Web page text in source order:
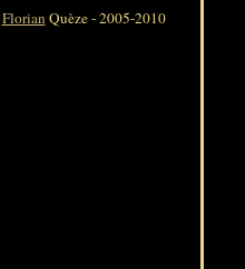
FlorianQuèze - 2005-2010